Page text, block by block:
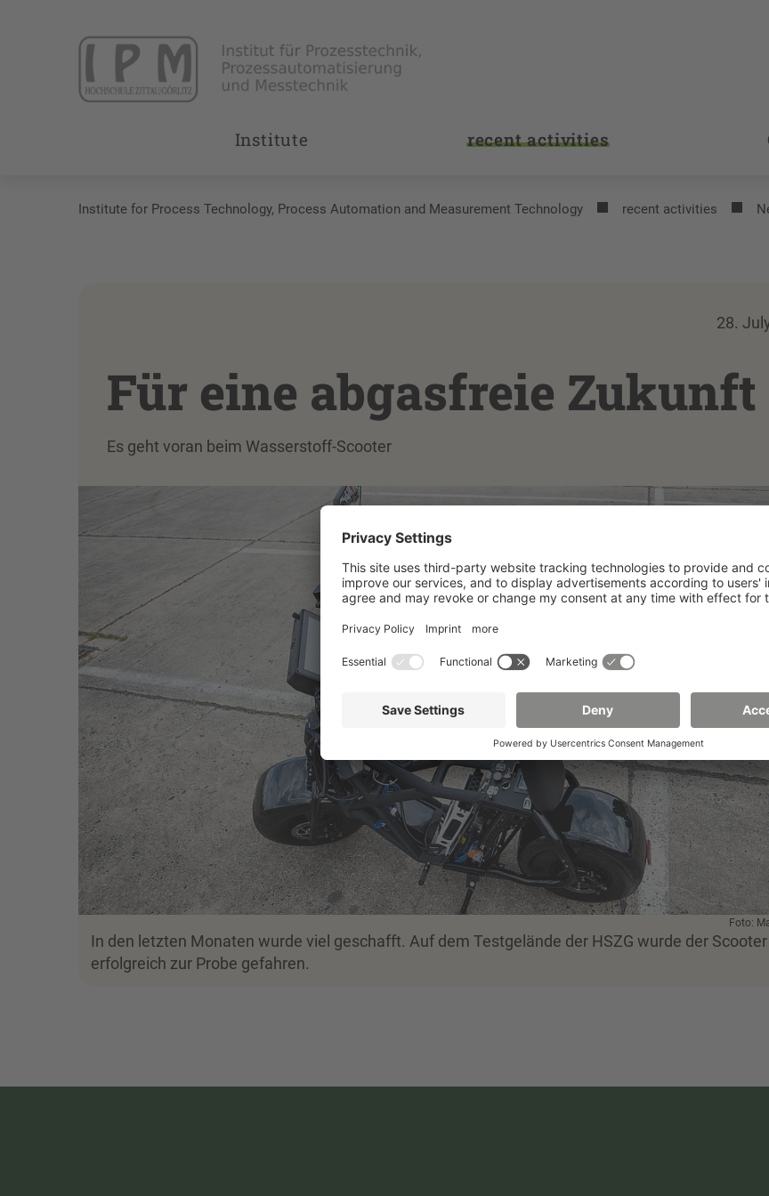
Institute recent activities
Institute for Process Technology, Process Automation and Measurement Technology recent activities
28.
Für eine abgasfreie Zukunft
Es geht voran beim Wasserstoff-Scooter
Foto:
In den letzten Monaten wurde viel geschafft. Auf dem Testgelände der HSZG wurde der
erfolgreich zur Probe gefahren.